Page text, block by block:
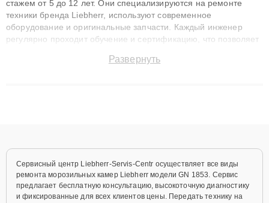
стажем от 5 до 12 лет. Они специализируются на ремонте
техники бренда Liebherr, используют современное
оборудование и оригинальные запчасти. Каждый инженер
регулярно проходит обучение и сертификацию, что позволяет
технику с сохранением гарантии до 3 лет. Наши мастера
Развернуть
Сервисный центр Liebherr-Servis-Centr осуществляет все виды
ремонта морозильных камер Liebherr модели GN 1853. Сервис
предлагает бесплатную консультацию, высокоточную диагностику
и фиксированные для всех клиентов цены. Передать технику на